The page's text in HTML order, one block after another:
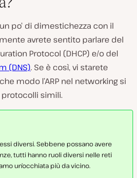
po’ di dimestichezza con il
avrete sentito parlare del
Protocol (DHCP) e/o del
(DNS). Se è così, vi starete
modo l’ARP nel networking si
simili.
diversi. Sebbene possano avere
tutti hanno ruoli diversi nelle reti
un’occhiata più da vicino.